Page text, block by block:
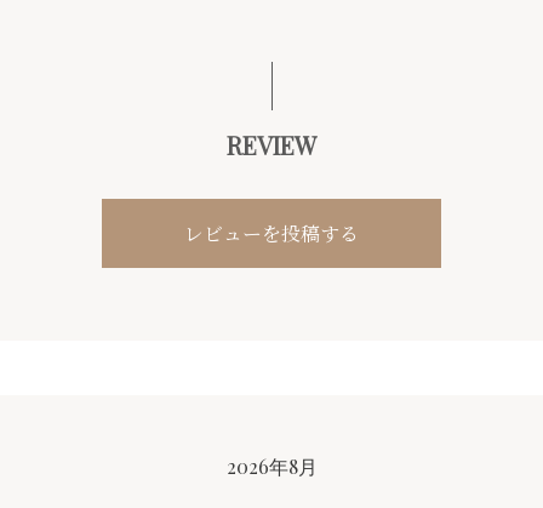
REVIEW
レビューを投稿する
2026年8月